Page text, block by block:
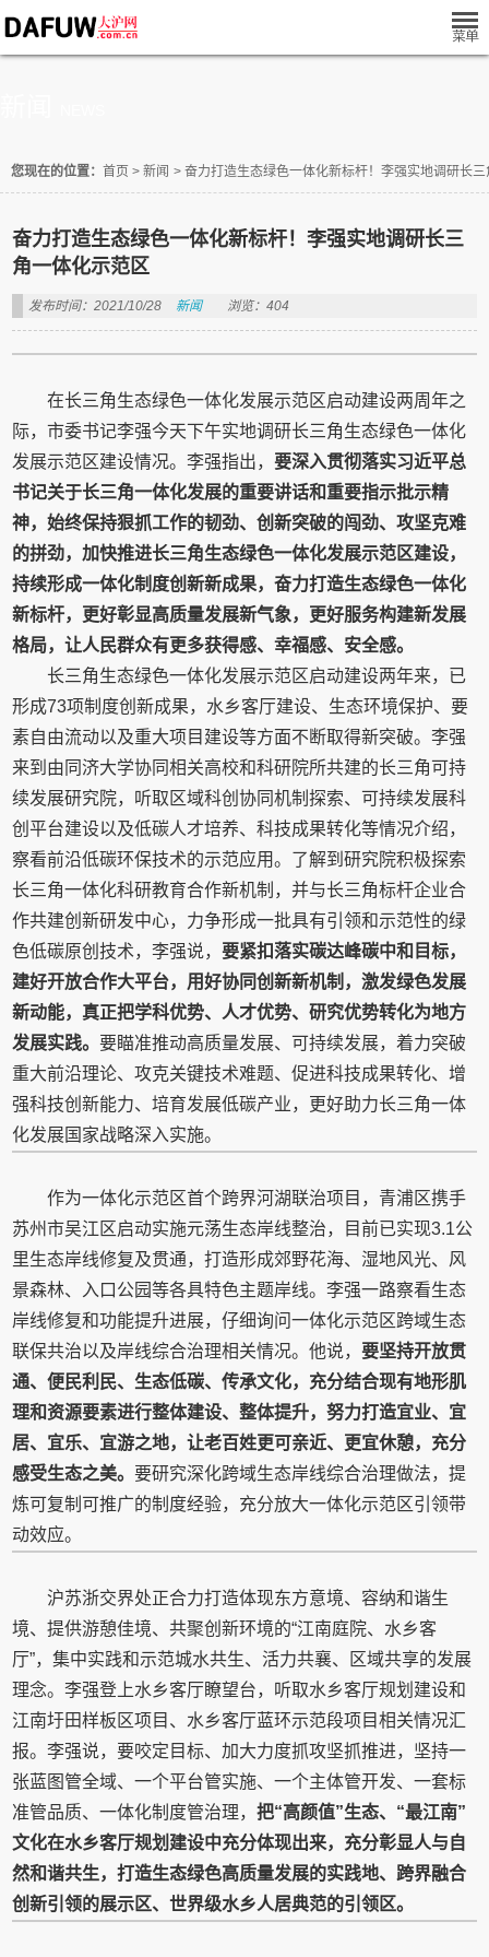
您现在的位置： 首页 > 新闻 > 奋力打造生态绿色一体化新标杆！李强实地调研长
奋力打造生态绿色一体化新标杆！李强实地调研长三
角一体化示范区
发布时间：2021/10/28 新闻 浏览：404
在长三角生态绿色一体化发展示范区启动建设两周年之
际，市委书记李强今天下午实地调研长三角生态绿色一体化
发展示范区建设情况。李强指出，要深入贯彻落实习近平总
书记关于长三角一体化发展的重要讲话和重要指示批示精
神，始终保持狠抓工作的韧劲、创新突破的闯劲、攻坚克难
的拼劲，加快推进长三角生态绿色一体化发展示范区建设，
持续形成一体化制度创新新成果，奋力打造生态绿色一体化
新标杆，更好彰显高质量发展新气象，更好服务构建新发展
格局，让人民群众有更多获得感、幸福感、安全感。
长三角生态绿色一体化发展示范区启动建设两年来，已
形成73项制度创新成果，水乡客厅建设、生态环境保护、要
素自由流动以及重大项目建设等方面不断取得新突破。李强
来到由同济大学协同相关高校和科研院所共建的长三角可持
续发展研究院，听取区域科创协同机制探索、可持续发展科
创平台建设以及低碳人才培养、科技成果转化等情况介绍，
察看前沿低碳环保技术的示范应用。了解到研究院积极探索
长三角一体化科研教育合作新机制，并与长三角标杆企业合
作共建创新研发中心，力争形成一批具有引领和示范性的绿
色低碳原创技术，李强说，要紧扣落实碳达峰碳中和目标，
建好开放合作大平台，用好协同创新新机制，激发绿色发展
新动能，真正把学科优势、人才优势、研究优势转化为地方
发展实践。要瞄准推动高质量发展、可持续发展，着力突破
重大前沿理论、攻克关键技术难题、促进科技成果转化、增
强科技创新能力、培育发展低碳产业，更好助力长三角一体
化发展国家战略深入实施。
作为一体化示范区首个跨界河湖联治项目，青浦区携手
苏州市吴江区启动实施元荡生态岸线整治，目前已实现3.1公
里生态岸线修复及贯通，打造形成郊野花海、湿地风光、风
景森林、入口公园等各具特色主题岸线。李强一路察看生态
岸线修复和功能提升进展，仔细询问一体化示范区跨域生态
联保共治以及岸线综合治理相关情况。他说，要坚持开放贯
通、便民利民、生态低碳、传承文化，充分结合现有地形肌
理和资源要素进行整体建设、整体提升，努力打造宜业、宜
居、宜乐、宜游之地，让老百姓更可亲近、更宜休憩，充分
感受生态之美。要研究深化跨域生态岸线综合治理做法，提
炼可复制可推广的制度经验，充分放大一体化示范区引领带
动效应。
沪苏浙交界处正合力打造体现东方意境、容纳和谐生
境、提供游憩佳境、共聚创新环境的“江南庭院、水乡客
厅”，集中实践和示范城水共生、活力共襄、区域共享的发展
理念。李强登上水乡客厅瞭望台，听取水乡客厅规划建设和
江南圩田样板区项目、水乡客厅蓝环示范段项目相关情况汇
报。李强说，要咬定目标、加大力度抓攻坚抓推进，坚持一
张蓝图管全域、一个平台管实施、一个主体管开发、一套标
准管品质、一体化制度管治理，把“高颜值”生态、“最江南”
文化在水乡客厅规划建设中充分体现出来，充分彰显人与自
然和谐共生，打造生态绿色高质量发展的实践地、跨界融合
创新引领的展示区、世界级水乡人居典范的引领区。